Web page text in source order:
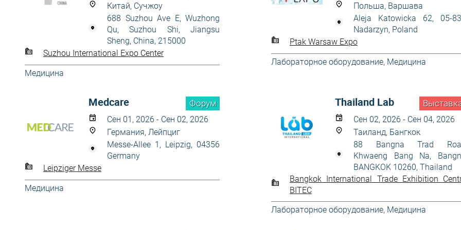
Китай, Сучжоу
688 Suzhou Ave E, Wuzhong
Qu, Suzhou Shi, Jiangsu
Sheng, China, 215000
Suzhou International Expo Center
Медицина
Польша, Варшава
Aleja Katowicka 62, 05-
Nadarzyn, Poland
Ptak Warsaw Expo
Лабораторное оборудование, Медицина
Форум
Medcare
Сен 01, 2026 - Сен 02, 2026
Германия, Лейпциг
Messe-Allee 1, Leipzig, 04356
Germany
Leipziger Messe
Медицина
Thailand Lab
Сен 02, 2026 - Сен 04, 2026
Таиланд, Бангкок
88 Bangna Trad
Khwaeng Bang Na,
BANGKOK 10260, Thailand
Bangkok International Trade Exhibition
BITEC
Лабораторное оборудование, Медицина